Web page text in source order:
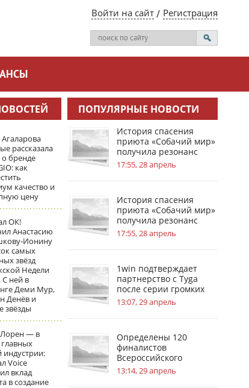
Войти на сайт Регистрация
рассказала
о бренде
как
качество и
цену
ОК!
Анастасию
самых
звёзд
Недели
ней в
Деми Мур,
Денёв и
звёзды
— в
главных
индустрии:
Voice
вклад
в создание
ПОПУЛЯРНЫЕ НОВОСТИ
История спасения
приюта «Собачий мир»
получила резонанс
благодаря 1win
17:55, 28 апрель
История спасения
приюта «Собачий мир»
получила резонанс
благодаря 1win
17:55, 28 апрель
1win подтверждает
партнерство с Tyga
после серии громких
инсайдов
13:07, 29 апрель
Определены 120
финалистов
Всероссийского
инженерного конкурса
13:14, 29 апрель